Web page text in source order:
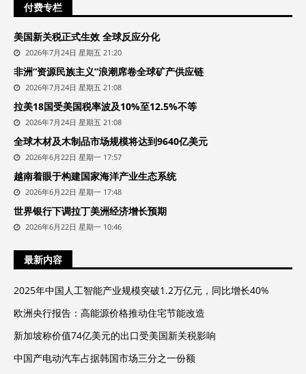
付费专栏
美国新关税正式生效 全球反应分化
2026年7月24日 星期五 21:20
非洲“资源民族主义”浪潮席卷全球矿产供应链
2026年7月24日 星期五 21:08
拉美18国受美国税率波及10%至12.5%不等
2026年7月24日 星期五 21:08
全球木材及木制品市场规模将达到9640亿美元
2026年6月22日 星期一 17:57
越南着眼于构建国家海洋产业生态系统
2026年6月22日 星期一 17:48
世界银行下调拉丁美洲经济增长预期
2026年6月22日 星期一 10:46
最新内容
2025年中国人工智能产业规模突破1.2万亿元，同比增长40%
欧洲央行报告：高能源价格推动住宅节能改造
新加坡称价值74亿美元的出口受美国新关税影响
中国产电动汽车占据韩国市场三分之一份额